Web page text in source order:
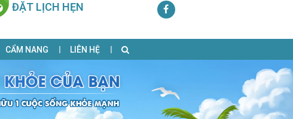
ĐẶT LỊCH HẸN
CẨM NANG LIÊN HỆ